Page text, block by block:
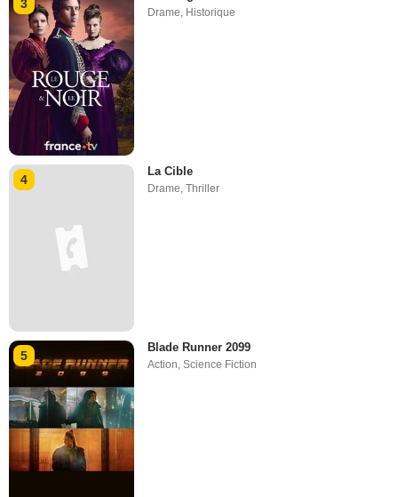
3
Drame Historique
4
La Cible
Drame,Thriller
5
Blade Runner 2099
Action,Science Fiction